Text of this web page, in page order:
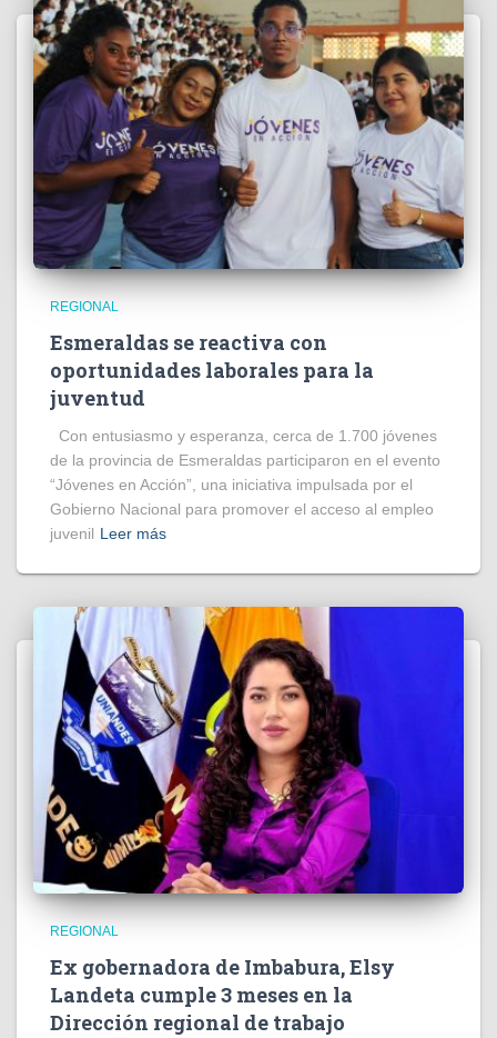
REGIONAL
Esmeraldas se reactiva con
oportunidades laborales para la
juventud
Con entusiasmo y esperanza, cerca de 1.700 jóvenes
de la provincia de Esmeraldas participaron en el evento
“Jóvenes en Acción”, una iniciativa impulsada por el
Gobierno Nacional para promover el acceso al empleo
juvenil Leer más
REGIONAL
Ex gobernadora de Imbabura, Elsy
Landeta cumple 3 meses en la
Dirección regional de trabajo